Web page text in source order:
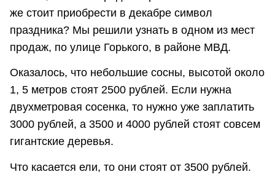
же стоит приобрести в декабре символ
праздника? Мы решили узнать в одном из мест
продаж, по улице Горького, в районе МВД.
Оказалось, что небольшие сосны, высотой около
1, 5 метров стоят 2500 рублей. Если нужна
двухметровая сосенка, то нужно уже заплатить
3000 рублей, а 3500 и 4000 рублей стоят совсем
гигантские деревья.
Что касается ели, то они стоят от 3500 рублей.